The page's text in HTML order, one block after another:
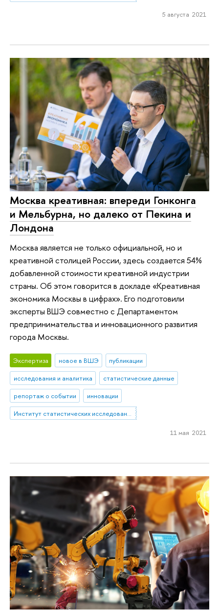
5 августа 2021
Москва креативная: впереди Гонконга
и Мельбурна, но далеко от Пекина и
Лондона
Москва является не только официальной, но и
креативной столицей России, здесь создается 54%
добавленной стоимости креативной индустрии
страны. Об этом говорится в докладе «Креативная
экономика Москвы в цифрах». Его подготовили
эксперты ВШЭ совместно с Департаментом
предпринимательства и инновационного развития
города Москвы.
Экспертиза новое в ВШЭ
публикации
исследования и аналитика
статистические данные
репортаж о событии
инновации
11 мая 2021